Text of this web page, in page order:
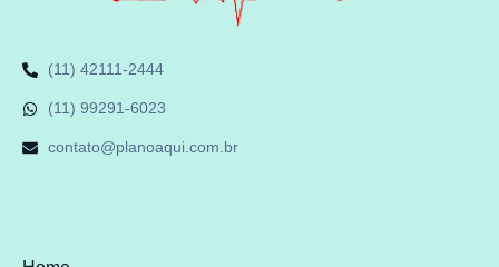
(11) 42111-2444
(11) 99291-6023
contato@planoaqui.com.br